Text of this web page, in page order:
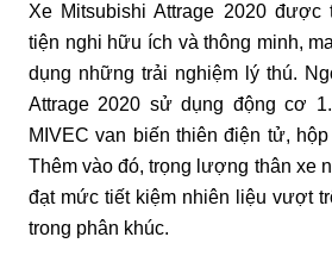
Xe Mitsubishi Attrage 2020
tiện nghi hữu ích và thông minh,
dụng những trải nghiệm lý thú.
Attrage 2020 sử dụng động cơ
MIVEC van biến thiên điện tử,
Thêm vào đó, trọng lượng thân xe
đạt mức tiết kiệm nhiên liệu vượt
trong phân khúc.